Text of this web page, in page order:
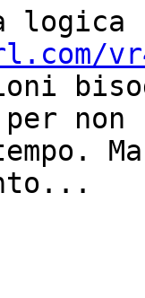
logica
non